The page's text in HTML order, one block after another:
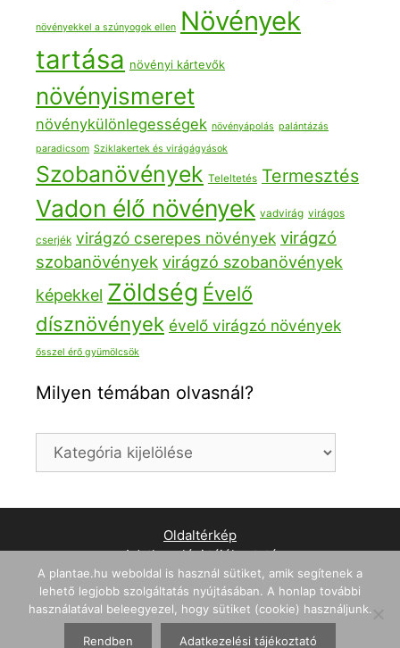
növényekkel a szúnyogok ellen Növények
tartása növényi kártevők
növényismeret
növénykülönlegességek növényápolás palántázás
paradicsom Sziklakertek és virágágyások
Szobanövények Teleltetés Termesztés
Vadon élő növények vadvirág virágos
cserjék virágzó cserepes növények virágzó
szobanövények virágzó szobanövények
képekkel Zöldség Évelő
dísznövények évelő virágzó növények
ősszel érő gyümölcsök
Milyen témában olvasnál?
Milyen
témában
Oldaltérkép
Adatkezelési tájékoztató
WordPress weboldal készítés
© 2026 Plantae - A Növények Országa• Készült
A plantae.hu weboldal is használ sütiket, amik segítenek a
lehető legjobb szolgáltatás nyújtásában. A honlap további
használatával beleegyezel, hogy sütiket (cookie) használjunk.
Rendben Adatkezelési tájékoztató